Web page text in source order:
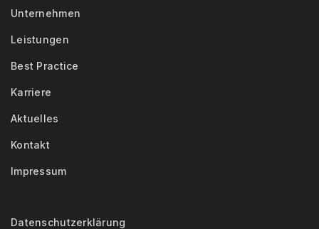
Unternehmen
Leistungen
Best Practice
Karriere
Aktuelles
Kontakt
Impressum
Datenschutzerklärung